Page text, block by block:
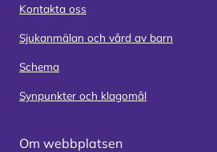
Kontakta oss
Sjukanmälan och vård av barn
Schema
Synpunkter och klagomål
Om webbplatsen